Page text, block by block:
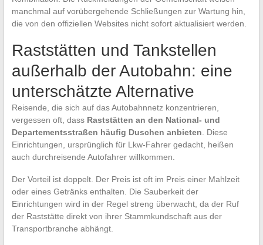
manchmal auf vorübergehende Schließungen zur Wartung hin,
die von den offiziellen Websites nicht sofort aktualisiert werden.
Raststätten und Tankstellen
außerhalb der Autobahn: eine
unterschätzte Alternative
Reisende, die sich auf das Autobahnnetz konzentrieren,
vergessen oft, dass Raststätten an den National- und
Departementsstraßen häufig Duschen anbieten. Diese
Einrichtungen, ursprünglich für Lkw-Fahrer gedacht, heißen
auch durchreisende Autofahrer willkommen.
Der Vorteil ist doppelt. Der Preis ist oft im Preis einer Mahlzeit
oder eines Getränks enthalten. Die Sauberkeit der
Einrichtungen wird in der Regel streng überwacht, da der Ruf
der Raststätte direkt von ihrer Stammkundschaft aus der
Transportbranche abhängt.